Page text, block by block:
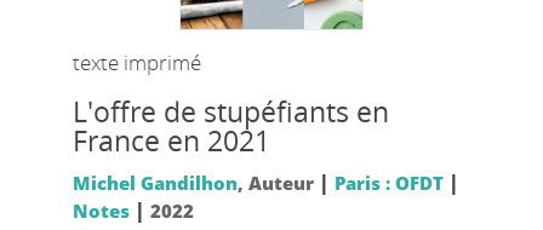
texte imprimé
L'offre de stupéfiants en
France en 2021
Michel Gandilhon, Auteur | Paris : OFDT|
Notes| 2022